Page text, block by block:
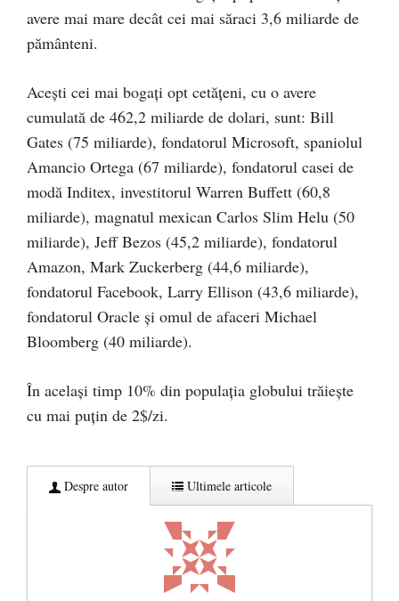
avere mai mare decât cei mai săraci 3,6 miliarde de
pământeni.
Acești cei mai bogați opt cetățeni, cu o avere
cumulată de 462,2 miliarde de dolari, sunt: Bill
Gates (75 miliarde), fondatorul Microsoft, spaniolul
Amancio Ortega (67 miliarde), fondatorul casei de
modă Inditex, investitorul Warren Buffett (60,8
miliarde), magnatul mexican Carlos Slim Helu (50
miliarde), Jeff Bezos (45,2 miliarde), fondatorul
Amazon, Mark Zuckerberg (44,6 miliarde),
fondatorul Facebook, Larry Ellison (43,6 miliarde),
fondatorul Oracle și omul de afaceri Michael
Bloomberg (40 miliarde).
În același timp 10% din populația globului trăiește
cu mai puțin de 2$/zi.
Despre autor Ultimele articole